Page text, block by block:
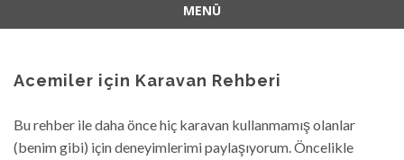
MENÜ
Acemiler için Karavan Rehberi
Bu rehber ile daha önce hiç karavan kullanmamış olanlar
(benim gibi) için deneyimlerimi paylaşıyorum. Öncelikle